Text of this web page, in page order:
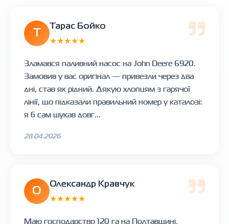
Тарас Бойко
★★★★★
Зламався паливний насос на John Deere 6920.
Замовив у вас оригінал — привезли через два
дні, став як рідний. Дякую хлопцям з гарячої
лінії, що підказали правильний номер у каталозі:
я б сам шукав довг...
28.04.2026
О
Олександр Кравчук
★★★★★
Маю господарство 120 га на Полтавщині,